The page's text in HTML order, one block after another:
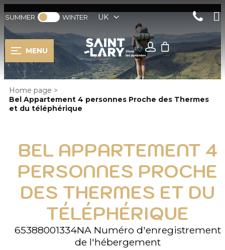
SUMMER WINTER UK
MENU
Home page >
Bel Appartement 4 personnes Proche des Thermes
et du téléphérique
BEL APPARTEMENT 4
PERSONNES PROCHE
DES THERMES ET DU
TÉLÉPHÉRIQUE
65388001334NA Numéro d'enregistrement
de l'hébergement